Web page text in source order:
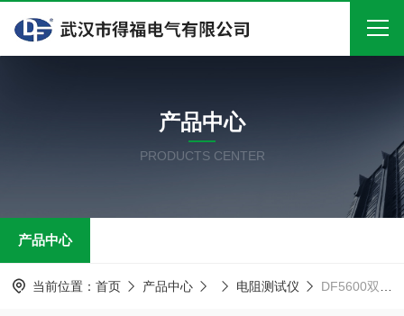
关于我们
产品中心
在线留言
产品中心
PRODUCTS CENTER
产品中心
当前位置： 首页 产品中心 电阻测试仪 DF5600双钳多功能接地电阻测试仪